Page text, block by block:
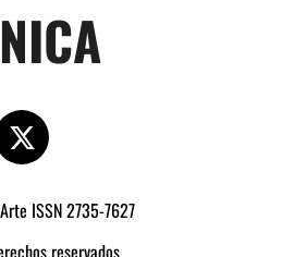
ISSN 2735-7627